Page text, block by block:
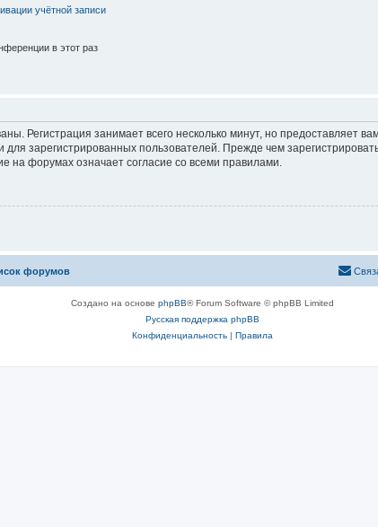
учётной записи
в этот раз
Регистрация занимает всего несколько минут, но предоставляет
зарегистрированных пользователей. Прежде чем
на форумах означает согласие со всеми правилами.
форумов
Создано на основе phpBB® Forum Software © phpBB Limited
Русская поддержка phpBB
Конфиденциальность| Правила